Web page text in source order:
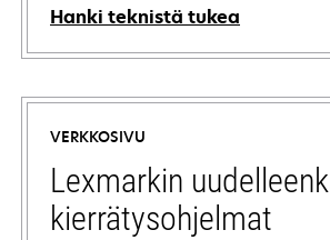
Hanki teknistä tukea
opens
in
new
tab
VERKKOSIVU
Lexmarkin
kierrätysohjelmat